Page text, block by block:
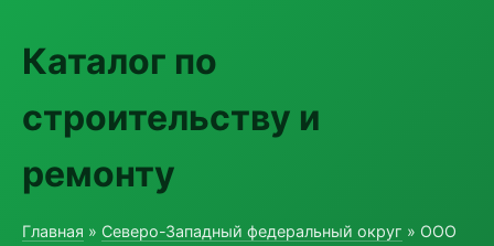
Каталог по
строительству и
ремонту
Главная » Северо-Западный федеральный округ » ООО